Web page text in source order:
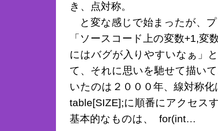
き、点対称。
と変な感じで始まったが、
「ソースコード上の変数+1,変
にはバグが入りやすいなぁ」
て、それに思いを馳せて描い
いたのは２０００年、線対称
table[SIZE];に順番にアクセス
基本的なものは、 for(int…